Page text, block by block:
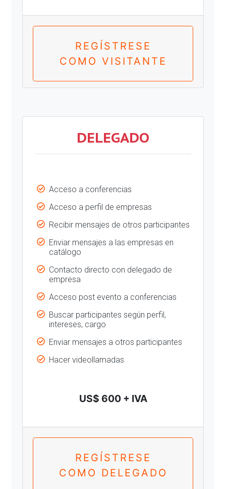
REGÍSTRESE
COMO VISITANTE
DELEGADO
Acceso a conferencias
Acceso a perfil de empresas
Recibir mensajes de otros participantes
Enviar mensajes a las empresas en
catálogo
Contacto directo con delegado de
empresa
Acceso post evento a conferencias
Buscar participantes según perfil,
intereses, cargo
Enviar mensajes a otros participantes
Hacer videollamadas
US$ 600 + IVA
REGÍSTRESE
COMO DELEGADO